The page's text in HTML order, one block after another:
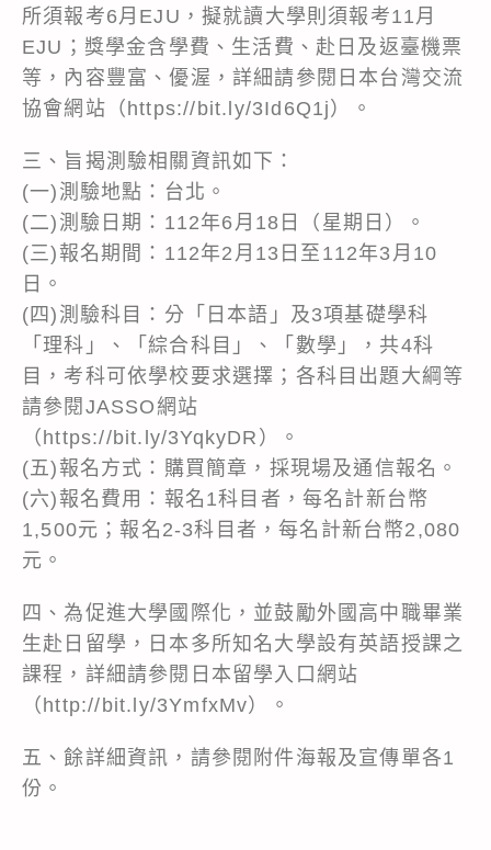
所須報考6月EJU，擬就讀大學則須報考11月
EJU；獎學金含學費、生活費、赴日及返臺機票
等，內容豐富、優渥，詳細請參閱日本台灣交流
協會網站（https://bit.ly/3Id6Q1j）。
三、旨揭測驗相關資訊如下：
(一)測驗地點：台北。
(二)測驗日期：112年6月18日（星期日）。
(三)報名期間：112年2月13日至112年3月10
日。
(四)測驗科目：分「日本語」及3項基礎學科
「理科」、「綜合科目」、「數學」，共4科
目，考科可依學校要求選擇；各科目出題大綱等
請參閱JASSO網站
（https://bit.ly/3YqkyDR）。
(五)報名方式：購買簡章，採現場及通信報名。
(六)報名費用：報名1科目者，每名計新台幣
1,500元；報名2-3科目者，每名計新台幣2,080
元。
四、為促進大學國際化，並鼓勵外國高中職畢業
生赴日留學，日本多所知名大學設有英語授課之
課程，詳細請參閱日本留學入口網站
（http://bit.ly/3YmfxMv）。
五、餘詳細資訊，請參閱附件海報及宣傳單各1
份。